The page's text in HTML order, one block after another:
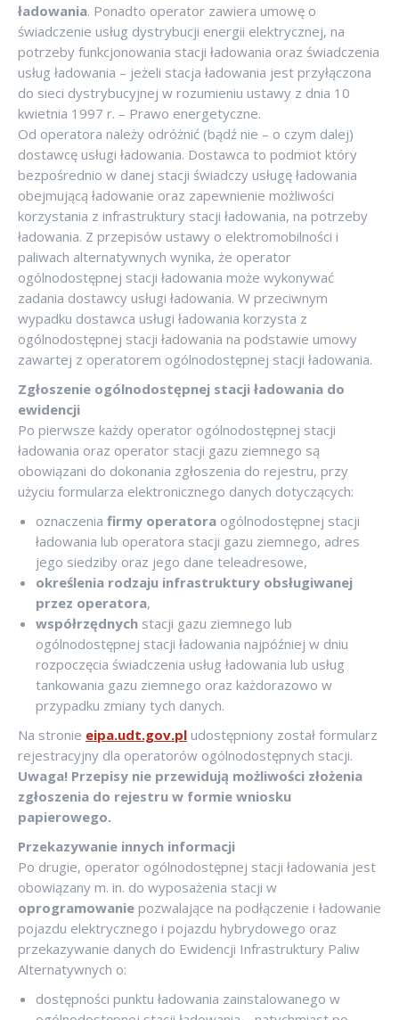
ładowania. Ponadto operator zawiera umowę o
świadczenie usług dystrybucji energii elektrycznej, na
potrzeby funkcjonowania stacji ładowania oraz świadczenia
usług ładowania – jeżeli stacja ładowania jest przyłączona
do sieci dystrybucyjnej w rozumieniu ustawy z dnia 10
kwietnia 1997 r. – Prawo energetyczne.
Od operatora należy odróżnić (bądź nie – o czym dalej)
dostawcę usługi ładowania. Dostawca to podmiot który
bezpośrednio w danej stacji świadczy usługę ładowania
obejmującą ładowanie oraz zapewnienie możliwości
korzystania z infrastruktury stacji ładowania, na potrzeby
ładowania. Z przepisów ustawy o elektromobilności i
paliwach alternatywnych wynika, że operator
ogólnodostępnej stacji ładowania może wykonywać
zadania dostawcy usługi ładowania. W przeciwnym
wypadku dostawca usługi ładowania korzysta z
ogólnodostępnej stacji ładowania na podstawie umowy
zawartej z operatorem ogólnodostępnej stacji ładowania.
Zgłoszenie ogólnodostępnej stacji ładowania do
ewidencji
Po pierwsze każdy operator ogólnodostępnej stacji
ładowania oraz operator stacji gazu ziemnego są
obowiązani do dokonania zgłoszenia do rejestru, przy
użyciu formularza elektronicznego danych dotyczących:
oznaczenia firmy operatora ogólnodostępnej stacji
ładowania lub operatora stacji gazu ziemnego, adres
jego siedziby oraz jego dane teleadresowe,
określenia rodzaju infrastruktury obsługiwanej
przez operatora,
współrzędnych stacji gazu ziemnego lub
ogólnodostępnej stacji ładowania najpóźniej w dniu
rozpoczęcia świadczenia usług ładowania lub usług
tankowania gazu ziemnego oraz każdorazowo w
przypadku zmiany tych danych.
Na stronie eipa.udt.gov.pl udostępniony został formularz
rejestracyjny dla operatorów ogólnodostępnych stacji.
Uwaga! Przepisy nie przewidują możliwości złożenia
zgłoszenia do rejestru w formie wniosku
papierowego.
Przekazywanie innych informacji
Po drugie, operator ogólnodostępnej stacji ładowania jest
obowiązany m. in. do wyposażenia stacji w
oprogramowanie pozwalające na podłączenie i ładowanie
pojazdu elektrycznego i pojazdu hybrydowego oraz
przekazywanie danych do Ewidencji Infrastruktury Paliw
Alternatywnych o:
dostępności punktu ładowania zainstalowanego w